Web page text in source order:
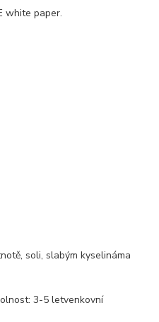
white paper.
, soli, slabým kyselináma
: 3-5letvenkovní